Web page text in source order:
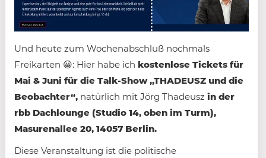
Und heute zum Wochenabschluß nochmals
Freikarten 😀: Hier habe ich kostenlose Tickets für
Mai & Juni für die Talk-Show „THADEUSZ und die
Beobachter“, natürlich mit Jörg Thadeusz in der
rbb Dachlounge (Studio 14, oben im Turm),
Masurenallee 20, 14057 Berlin.
Diese Veranstaltung ist die politische